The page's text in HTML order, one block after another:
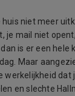
huis niet meer
je mail niet
is er een hele
Maar
werkelijkheid
en slechte